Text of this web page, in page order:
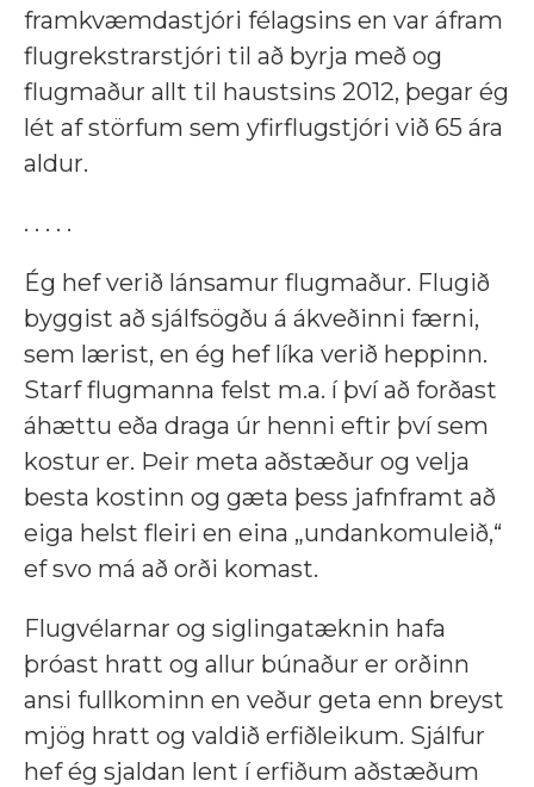
framkvæmdastjóri félagsins en var áfram
flugrekstrarstjóri til að byrja með og
flugmaður allt til haustsins 2012, þegar ég
lét af störfum sem yfirflugstjóri við 65 ára
aldur.
. . . . .
Ég hef verið lánsamur flugmaður. Flugið
byggist að sjálfsögðu á ákveðinni færni,
sem lærist, en ég hef líka verið heppinn.
Starf flugmanna felst m.a. í því að forðast
áhættu eða draga úr henni eftir því sem
kostur er. Þeir meta aðstæður og velja
besta kostinn og gæta þess jafnframt að
eiga helst fleiri en eina „undankomuleið,“
ef svo má að orði komast.
Flugvélarnar og siglingatæknin hafa
þróast hratt og allur búnaður er orðinn
ansi fullkominn en veður geta enn breyst
mjög hratt og valdið erfiðleikum. Sjálfur
hef ég sjaldan lent í erfiðum aðstæðum